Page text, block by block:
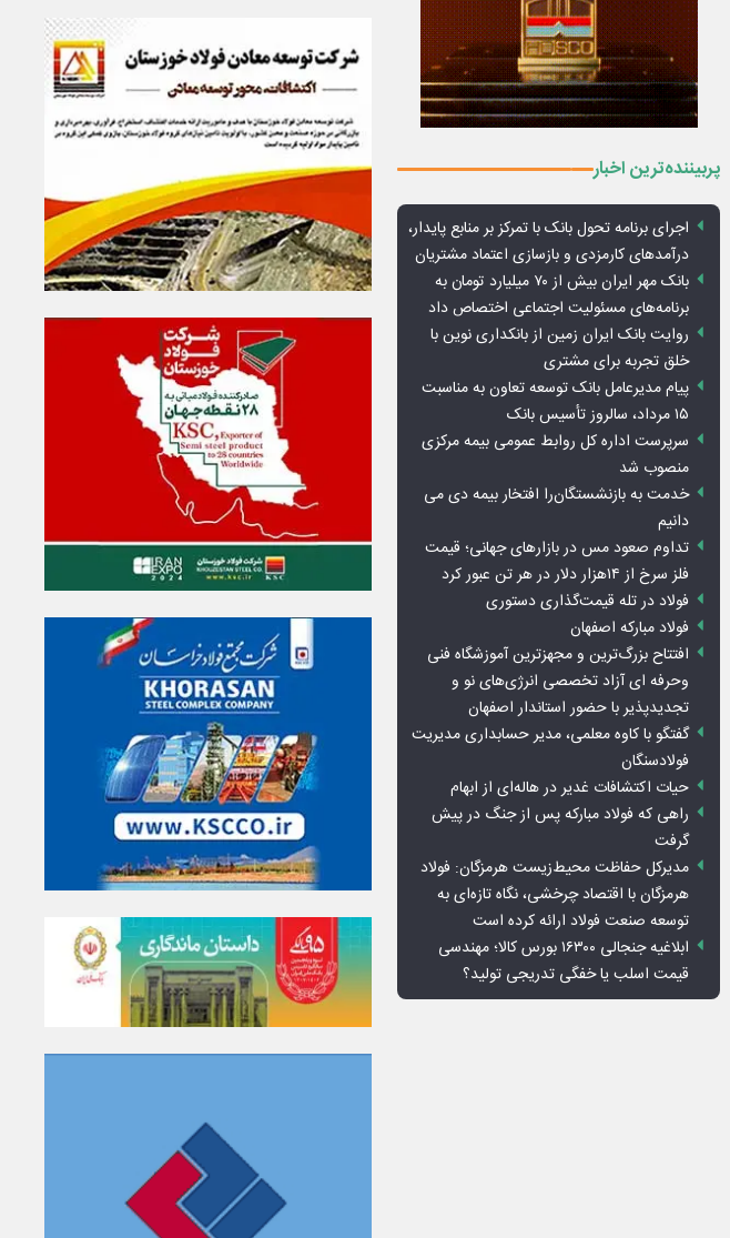
پربیننده‌ترین اخبار
اجرای برنامه تحول بانک با تمرکز بر منابع پایدار،
درآمدهای کارمزدی و بازسازی اعتماد مشتریان
بانک مهر ایران بیش از ۷۰ میلیارد تومان به
برنامه‌های مسئولیت اجتماعی اختصاص داد
روایت بانک ایران زمین از بانکداری نوین با
خلق تجربه برای مشتری
پیام مدیرعامل بانک توسعه تعاون به مناسبت
۱۵ مرداد، سالروز تأسیس بانک
سرپرست اداره کل روابط عمومی بیمه مرکزی
منصوب شد
خدمت به بازنشستگان‌را افتخار بیمه دی می
دانیم
تداوم صعود مس در بازارهای جهانی؛ قیمت
فلز سرخ از ۱۴هزار دلار در هر تن عبور کرد
فولاد در تله قیمت‌گذاری دستوری
فولاد مبارکه اصفهان
افتتاح بزرگ‌ترین و مجهزترین آموزشگاه فنی
وحرفه ای آزاد تخصصی انرژی‌های نو و
تجدیدپذیر با حضور استاندار اصفهان
گفتگو با کاوه معلمی، مدیر حسابداری مدیریت
فولادسنگان
حیات اکتشافات غدیر در هاله‌ای از ابهام
راهی که فولاد مبارکه پس از جنگ در پیش
گرفت
مدیرکل حفاظت محیط‌زیست هرمزگان: فولاد
هرمزگان با اقتصاد چرخشی، نگاه تازه‌ای به
توسعه صنعت فولاد ارائه کرده است
ابلاغیه جنجالی ۱۶۳۰۰ بورس کالا؛ مهندسی
قیمت اسلب یا خفگی تدریجی تولید؟